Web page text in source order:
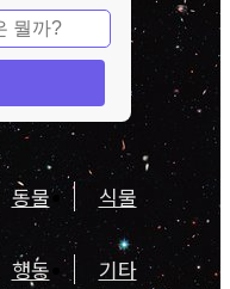
동물 식물
행동 기타